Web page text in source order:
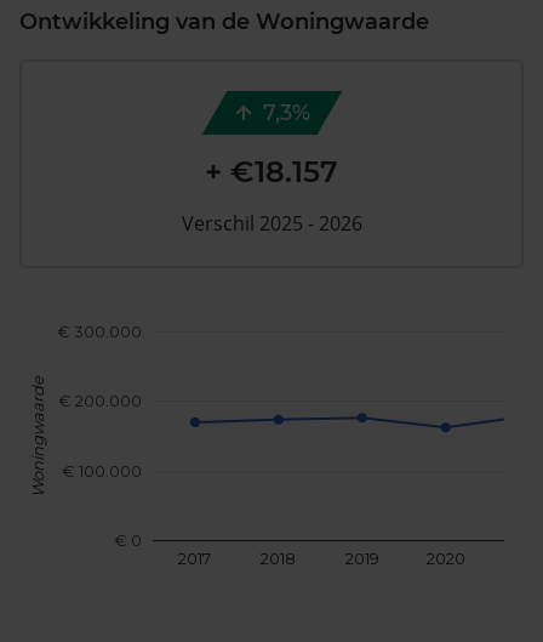
Ontwikkeling van de Woningwaarde
2017 2018 2019 2020
€ 0
€ 100.000
€ 200.000
€ 300.000
Woningwaarde
7,3%
+ €18.157
Verschil 2025 - 2026